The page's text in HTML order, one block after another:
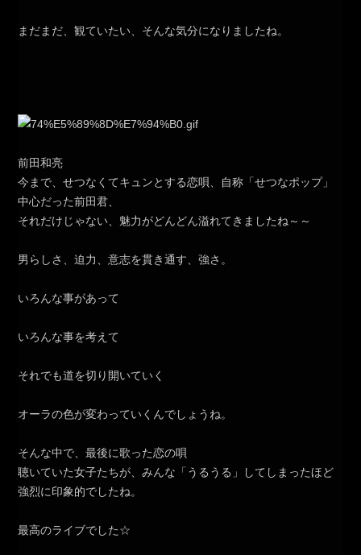
まだまだ、観ていたい、そんな気分になりましたね。
前田和亮
今まで、せつなくてキュンとする恋唄、自称「せつなポップ」
中心だった前田君、
それだけじゃない、魅力がどんどん溢れてきましたね～～
男らしさ、迫力、意志を貫き通す、強さ。
いろんな事があって
いろんな事を考えて
それでも道を切り開いていく
オーラの色が変わっていくんでしょうね。
そんな中で、最後に歌った恋の唄
聴いていた女子たちが、みんな「うるうる」してしまったほど
強烈に印象的でしたね。
最高のライブでした☆